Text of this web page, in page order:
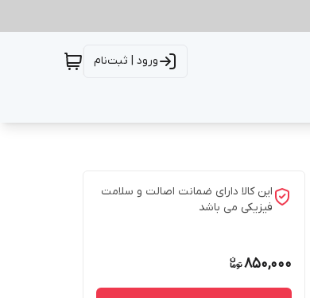
ورود | ثبت‌نام
این کالا دارای ضمانت اصالت و سلامت
فیزیکی می باشد
850,000